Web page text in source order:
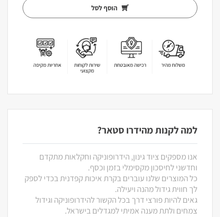
הוסף לסל
למה לקנות מהידרו סטאר?
אנו מספקים ציוד גינון, הידרופוניקה וחקלאות מתקדם
וחדשני לחיסכון מקסימלי בזמן וכסף.
כל המוצרים שלנו עוברים בקרת איכות קפדנית בכדי לספק
לך חווית גידול מהנה ויעילה.
גאים להיות פורצי דרך בכל הקשור להידרופוניקה וגידול
צמחים ולתת מענה אמיתי למגדלים בישראל.